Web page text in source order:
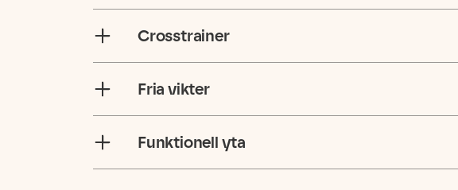
Crosstrainer
Fria vikter
Funktionell yta